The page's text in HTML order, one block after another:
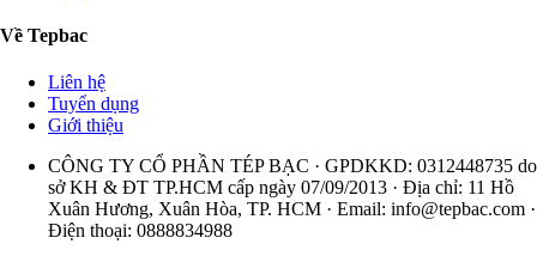
Về Tepbac
Liên hệ
Tuyển dụng
Giới thiệu
CÔNG TY CỔ PHẦN TÉP BẠC · GPDKKD: 0312448735 do
sở KH & ĐT TP.HCM cấp ngày 07/09/2013 · Địa chỉ: 11 Hồ
Xuân Hương, Xuân Hòa, TP. HCM · Email: info@tepbac.com ·
Điện thoại: 0888834988